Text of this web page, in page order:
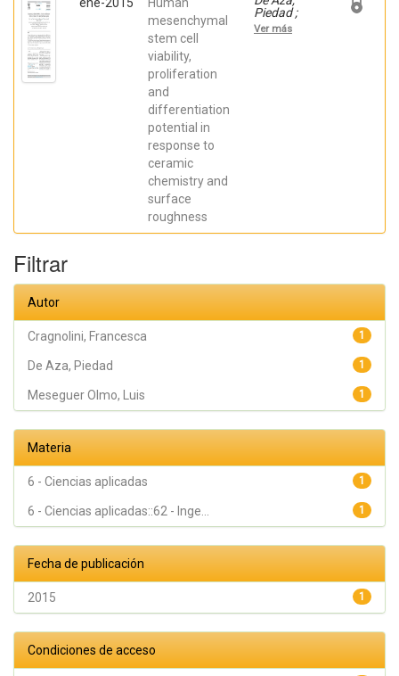
mesenchymal
stem cell
viability,
proliferation
and
differentiation
potential in
response to
ceramic
chemistry and
surface
roughness
Piedad ;
Mazón
Canales,
Ver más
Filtrar
Autor
1
Cragnolini, Francesca
1
De Aza, Piedad
1
Meseguer Olmo, Luis
Materia
1
6 - Ciencias aplicadas
1
6 - Ciencias aplicadas::62 - Inge...
Fecha de publicación
1
2015
Condiciones de acceso